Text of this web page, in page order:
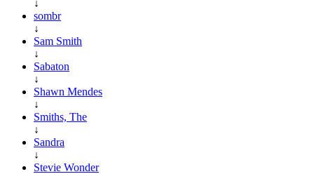
↓
sombr
↓
Sam Smith
↓
Sabaton
↓
Shawn Mendes
↓
Smiths, The
↓
Sandra
↓
Stevie Wonder